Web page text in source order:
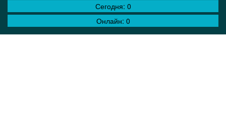
Сегодня: 0
Онлайн: 0